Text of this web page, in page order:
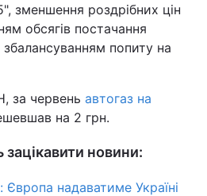
зменшення роздрібних цін
обсягів постачання
збалансуванням попиту на
за червень автогаз на
на 2 грн.
новини:
Європа надаватиме Україні